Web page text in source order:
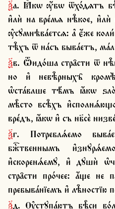
ѯ҃а. Ꙗ҆кѡ ѹ҆́бѡ ѿхо́дѧтъ бѣ̑сове и҆ стра̑сти ѿ дꙋшѝ,
и҆лѝ на вре́мѧ нѣ̑кое,
ѹ҆сꙋмнѣва́етсѧ: а҆ є҆́же
тѣ̑хъ ѿ на́съ быва́етъ,
ѯ҃в. Ѿидо́ша стра̑сти ѿ нѣ̑кихъ, не то́чїю вѣ̑рныхъ,
но и҆ невѣ̑рныхъ̑
ѡ҆ста́влше тѣ́мъ ꙗ҆́кѡ
мѣ̑сто всѣ̑хъ
вре́дъ, ꙗ҆́кѡ и҆ съ нб҃сѐ
ѯ҃г. Потреблѧ́емо быва́етъ вещество̀ ѻ҆гне́мъ
бжⷭ҇твеннымъ
и҆скоренѧ́емꙋ, и҆ дꙋшѝ
стра̑сти про́чее: а҆́ще не
пребыва́нїемъ и҆ лѣ̑ностїю
ѯ҃д. Ѹ҆стꙋпа́ютъ бѣ̑си во́лею, без̾ попече́нїѧ бы́ти